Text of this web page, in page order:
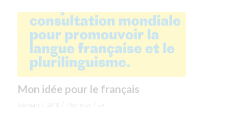
Mon idée pour le français